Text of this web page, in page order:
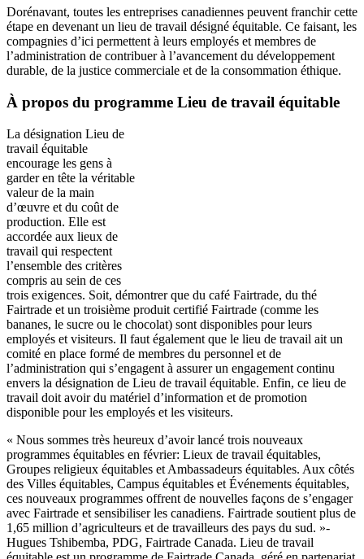
Dorénavant, toutes les entreprises canadiennes peuvent franchir cette
étape en devenant un lieu de travail désigné équitable. Ce faisant, les
compagnies d’ici permettent à leurs employés et membres de
l’administration de contribuer à l’avancement du développement
durable, de la justice commerciale et de la consommation éthique.
À propos du programme Lieu de travail équitable
La désignation Lieu de
travail équitable
encourage les gens à
garder en tête la véritable
valeur de la main
d’œuvre et du coût de
production. Elle est
accordée aux lieux de
travail qui respectent
l’ensemble des critères
compris au sein de ces
trois exigences. Soit, démontrer que du café Fairtrade, du thé
Fairtrade et un troisième produit certifié Fairtrade (comme les
bananes, le sucre ou le chocolat) sont disponibles pour leurs
employés et visiteurs. Il faut également que le lieu de travail ait un
comité en place formé de membres du personnel et de
l’administration qui s’engagent à assurer un engagement continu
envers la désignation de Lieu de travail équitable. Enfin, ce lieu de
travail doit avoir du matériel d’information et de promotion
disponible pour les employés et les visiteurs.
« Nous sommes très heureux d’avoir lancé trois nouveaux
programmes équitables en février: Lieux de travail équitables,
Groupes religieux équitables et Ambassadeurs équitables. Aux côtés
des Villes équitables, Campus équitables et Événements équitables,
ces nouveaux programmes offrent de nouvelles façons de s’engager
avec Fairtrade et sensibiliser les canadiens. Fairtrade soutient plus de
1,65 million d’agriculteurs et de travailleurs des pays du sud. »-
Hugues Tshibemba, PDG, Fairtrade Canada. Lieu de travail